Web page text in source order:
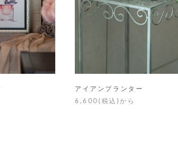
アイアンプランター
6,600(税込)から